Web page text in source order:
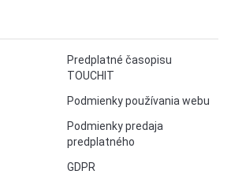
Predplatné časopisu
TOUCHIT
Podmienky používania webu
Podmienky predaja
predplatného
GDPR